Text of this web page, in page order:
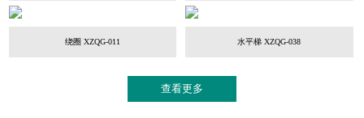
绕圈 XZQG-011 水平梯 XZQG-038
查看更多